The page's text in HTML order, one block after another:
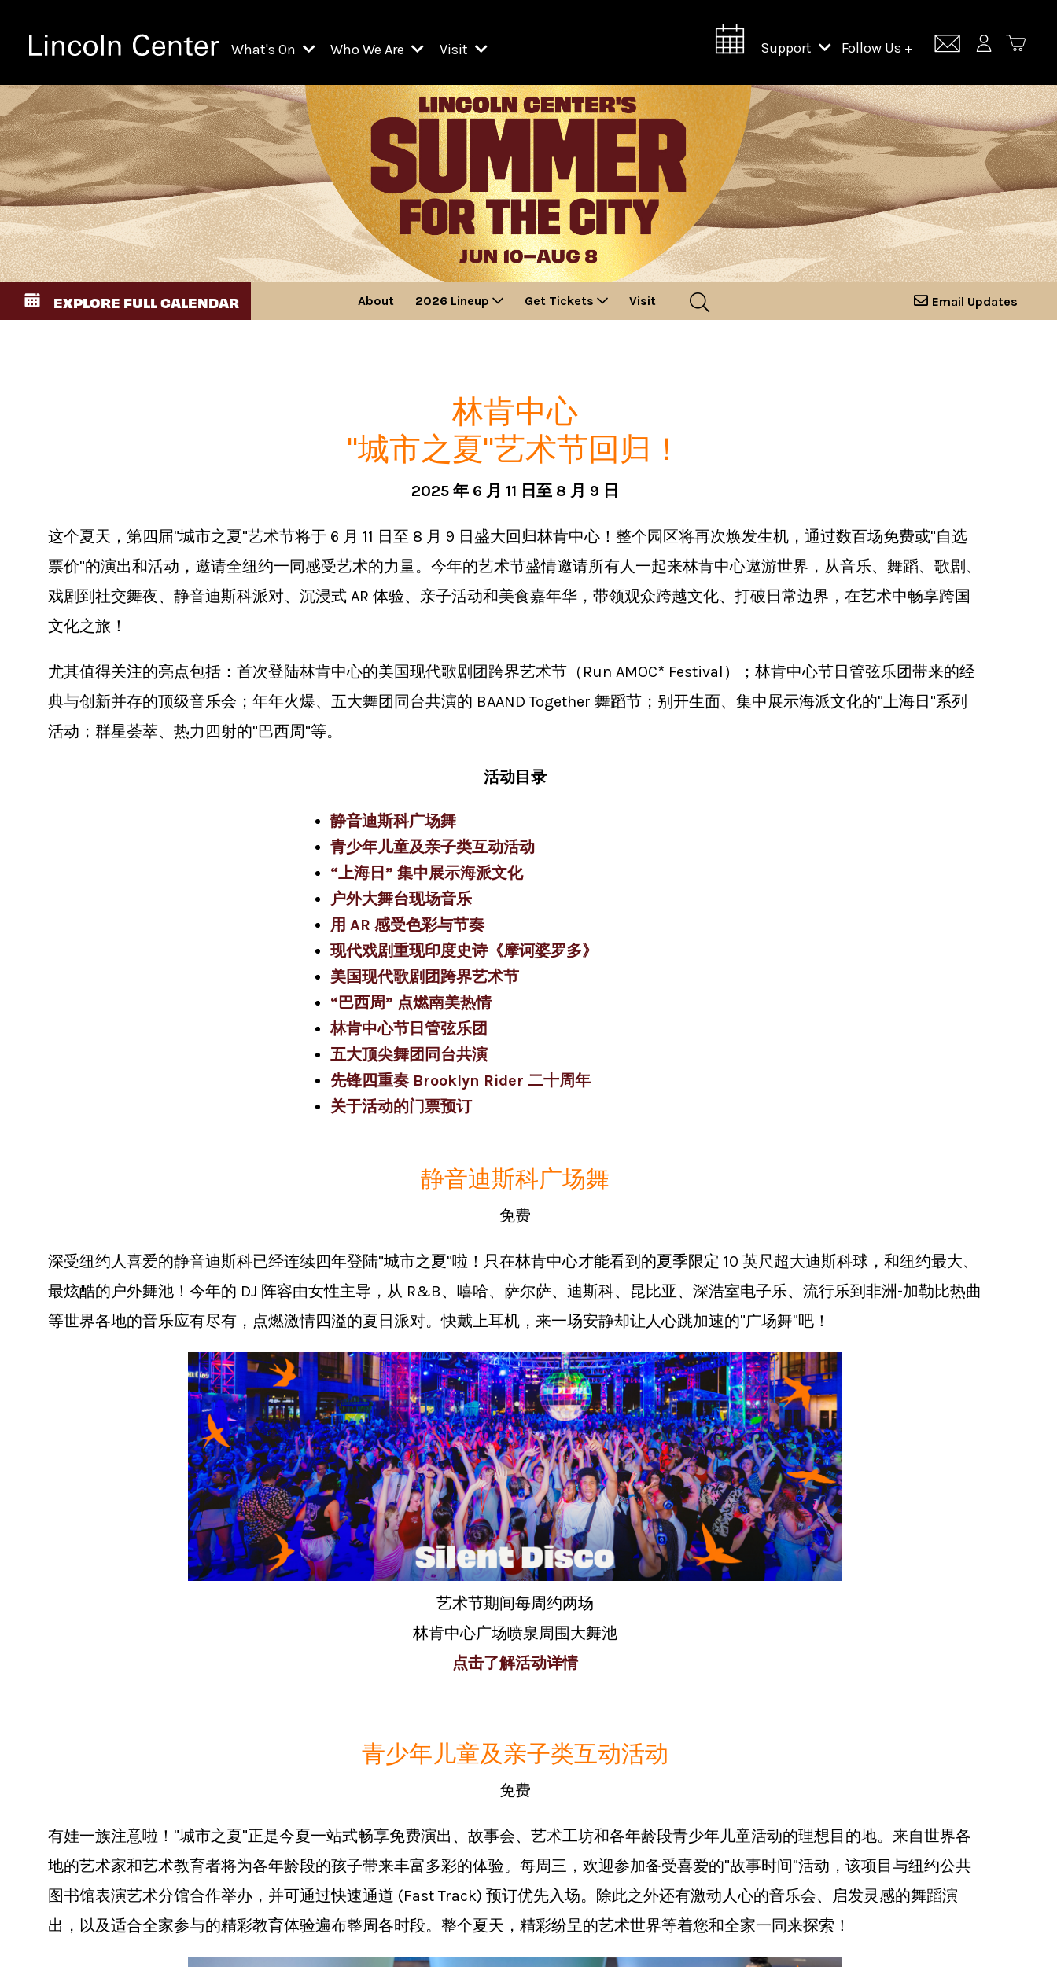
What's On
All Upcoming Events
On Demand
Kids & Family Programs
Explore Lincoln Center Presents
Who We Are
Resident Organizations
Chamber Music Society of Lincoln Center
Film at Lincoln Center
Jazz at Lincoln Center
The Juilliard School
Lincoln Center for the Performing Arts
Lincoln Center Theater
The Metropolitan Opera
New York Public Library for the Performing Arts
School of American Ballet
West Initiative
Legacies of San Juan Hill
David Geffen Hall
Visit
Visit Lincoln Center
Getting Here
Venues
Box Offices
Food & Drink
Accessibility
Discounts & Offers
Support
Support Lincoln Center
Lincoln Center Campus Fund
Follow Us +
EXPLORE FULL CALENDAR About 2026 Lineup Get Tickets Visit Email Updates
林肯中心
"城市之夏"艺术节回归！
2025 年 6 月 11 日至 8 月 9 日
这个夏天，第四届"城市之夏"艺术节将于 6 月 11 日至 8 月 9 日盛大回归林肯中心！整个园区将再次焕发生机，通过数百场免费或"自选
票价"的演出和活动，邀请全纽约一同感受艺术的力量。今年的艺术节盛情邀请所有人一起来林肯中心遨游世界，从音乐、舞蹈、歌剧、
戏剧到社交舞夜、静音迪斯科派对、沉浸式 AR 体验、亲子活动和美食嘉年华，带领观众跨越文化、打破日常边界，在艺术中畅享跨国
文化之旅！
尤其值得关注的亮点包括：首次登陆林肯中心的美国现代歌剧团跨界艺术节（Run AMOC* Festival）；林肯中心节日管弦乐团带来的经
典与创新并存的顶级音乐会；年年火爆、五大舞团同台共演的 BAAND Together 舞蹈节；别开生面、集中展示海派文化的"上海日"系列
活动；群星荟萃、热力四射的"巴西周"等。
活动目录
静音迪斯科广场舞
青少年儿童及亲子类互动活动
“上海日” 集中展示海派文化
户外大舞台现场音乐
用 AR 感受色彩与节奏
现代戏剧重现印度史诗《摩诃婆罗多》
美国现代歌剧团跨界艺术节
“巴西周” 点燃南美热情
林肯中心节日管弦乐团
五大顶尖舞团同台共演
先锋四重奏 Brooklyn Rider 二十周年
关于活动的门票预订
静音迪斯科广场舞
免费
深受纽约人喜爱的静音迪斯科已经连续四年登陆"城市之夏"啦！只在林肯中心才能看到的夏季限定 10 英尺超大迪斯科球，和纽约最大、
最炫酷的户外舞池！今年的 DJ 阵容由女性主导，从 R&B、嘻哈、萨尔萨、迪斯科、昆比亚、深浩室电子乐、流行乐到非洲-加勒比热曲
等世界各地的音乐应有尽有，点燃激情四溢的夏日派对。快戴上耳机，来一场安静却让人心跳加速的"广场舞"吧！
艺术节期间每周约两场
林肯中心广场喷泉周围大舞池
点击了解活动详情
青少年儿童及亲子类互动活动
免费
有娃一族注意啦！"城市之夏"正是今夏一站式畅享免费演出、故事会、艺术工坊和各年龄段青少年儿童活动的理想目的地。来自世界各
地的艺术家和艺术教育者将为各年龄段的孩子带来丰富多彩的体验。每周三，欢迎参加备受喜爱的"故事时间"活动，该项目与纽约公共
图书馆表演艺术分馆合作举办，并可通过快速通道 (Fast Track) 预订优先入场。除此之外还有激动人心的音乐会、启发灵感的舞蹈演
出，以及适合全家参与的精彩教育体验遍布整周各时段。整个夏天，精彩纷呈的艺术世界等着您和全家一同来探索！